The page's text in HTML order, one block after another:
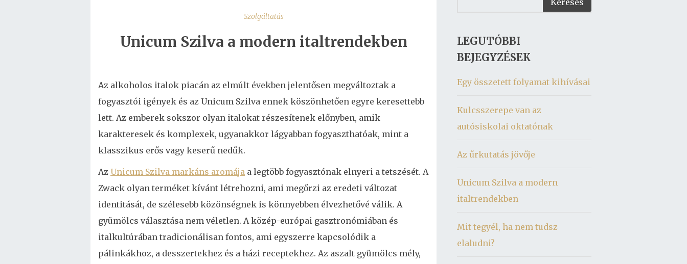
Szolgáltatás
Unicum Szilva a modern italtrendekben
Az alkoholos italok piacán az elmúlt években jelentősen megváltoztak a
fogyasztói igények és az Unicum Szilva ennek köszönhetően egyre keresettebb
lett. Az emberek sokszor olyan italokat részesítenek előnyben, amik
karakteresek és komplexek, ugyanakkor lágyabban fogyaszthatóak, mint a
klasszikus erős vagy keserű nedűk.
Az Unicum Szilva markáns aromája a legtöbb fogyasztónak elnyeri a tetszését. A
Zwack olyan terméket kívánt létrehozni, ami megőrzi az eredeti változat
identitását, de szélesebb közönségnek is könnyebben élvezhetővé válik. A
gyümölcs választása nem véletlen. A közép-európai gasztronómiában és
italkultúrában tradicionálisan fontos, ami egyszerre kapcsolódik a
pálinkákhoz, a desszertekhez és a házi receptekhez. Az aszalt gyümölcs mély,
LEGUTÓBBI
BEJEGYZÉSEK
Egy összetett folyamat kihívásai
Kulcsszerepe van az
autósiskolai oktatónak
Az űrkutatás jövője
Unicum Szilva a modern
italtrendekben
Mit tegyél, ha nem tudsz
elaludni?